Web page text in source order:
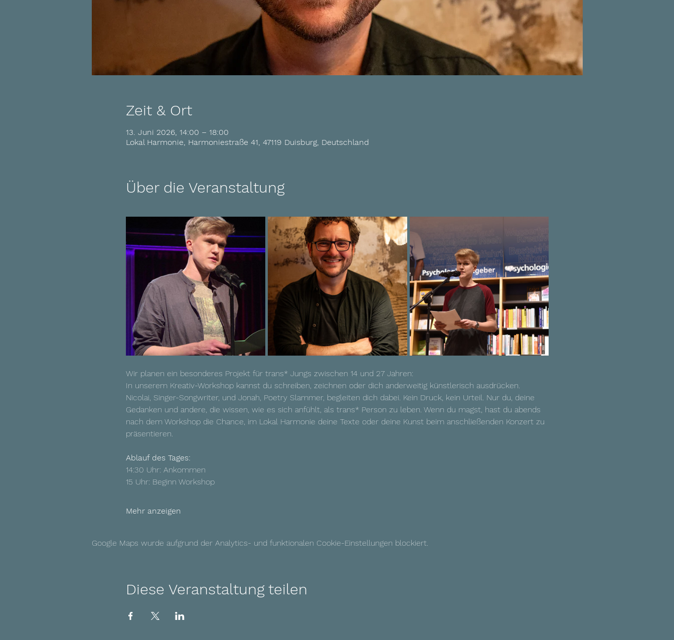
Zeit & Ort
13. Juni 2026, 14:00 – 18:00
Lokal Harmonie, Harmoniestraße 41, 47119 Duisburg, Deutschland
Über die Veranstaltung
Wir planen ein besonderes Projekt für trans* Jungs zwischen 14 und 27 Jahren:
In unserem Kreativ-Workshop kannst du schreiben, zeichnen oder dich anderweitig künstlerisch ausdrücken.
Nicolai, Singer-Songwriter, und Jonah, Poetry Slammer, begleiten dich dabei. Kein Druck, kein Urteil. Nur du, deine
Gedanken und andere, die wissen, wie es sich anfühlt, als trans* Person zu leben. Wenn du magst, hast du abends
nach dem Workshop die Chance, im Lokal Harmonie deine Texte oder deine Kunst beim anschließenden Konzert zu
präsentieren.
Ablauf des Tages:
14:30 Uhr: Ankommen
15 Uhr: Beginn Workshop
Mehr anzeigen
Google Maps wurde aufgrund der Analytics- und funktionalen Cookie-Einstellungen blockiert.
Diese Veranstaltung teilen